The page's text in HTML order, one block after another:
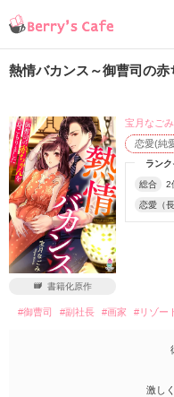
熱情バカンス～御曹司の
ラン
総合 2
恋愛（長
恋愛(純
宝月なごみ
書籍化原作
#御曹司 #副社長 #画家 #リゾー
激し